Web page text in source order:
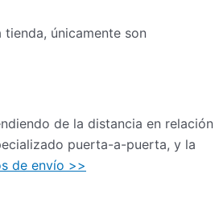
únicamente son
de la distancia en relación
puerta-a-puerta, y la
de envío >>